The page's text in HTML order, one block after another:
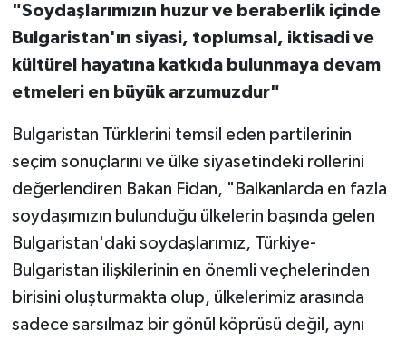
"Soydaşlarımızın huzur ve beraberlik içinde
Bulgaristan'ın siyasi, toplumsal, iktisadi ve
kültürel hayatına katkıda bulunmaya devam
etmeleri en büyük arzumuzdur"
Bulgaristan Türklerini temsil eden partilerinin
seçim sonuçlarını ve ülke siyasetindeki rollerini
değerlendiren Bakan Fidan, "Balkanlarda en fazla
soydaşımızın bulunduğu ülkelerin başında gelen
Bulgaristan'daki soydaşlarımız, Türkiye-
Bulgaristan ilişkilerinin en önemli veçhelerinden
birisini oluşturmakta olup, ülkelerimiz arasında
sadece sarsılmaz bir gönül köprüsü değil, aynı